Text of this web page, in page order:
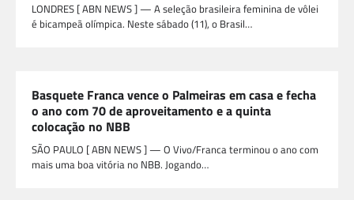
LONDRES [ ABN NEWS ] — A seleção brasileira feminina de vôlei
é bicampeã olímpica. Neste sábado (11), o Brasil…
Basquete Franca vence o Palmeiras em casa e fecha
o ano com 70 de aproveitamento e a quinta
colocação no NBB
SÃO PAULO [ ABN NEWS ] — O Vivo/Franca terminou o ano com
mais uma boa vitória no NBB. Jogando…